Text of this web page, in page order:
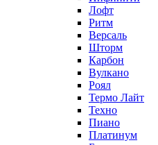
Лофт
Ритм
Версаль
Шторм
Карбон
Вулкано
Роял
Термо Лайт
Техно
Пиано
Платинум